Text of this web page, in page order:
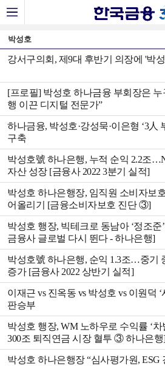
박성호
강서구의회, 제9대 후반기 의장에 '박
[프로필] 박성호 하나금융 부회장은
행 이끈 디지털 전문가”
하나금융, 박성호·강성묵·이은형 ‘3人
구축
박성호號 하나은행, 누적 순익 2.2조
자산 성장 [금융사 2022 3분기 실적]
박성호 하나은행장, 임직원 소비자보
어올리기 [금융소비자보호 진단 ③]
박성호 행장, 빅테크로 동남아 ‘정조준
금융사 글로벌 다시 뛴다 - 하나은행]
박성호號 하나은행, 순익 1.3조…중기
증가 [금융사 2022 상반기 실적]
이재근 vs 진옥동 vs 박성호 vs 이원덕 ‘
판승부
박성호 행장, WM 노하우로 수익률 ‘차
300조 퇴직연금 시장 혈투 ③ 하나은행
박성호 하나은행장 “심사평가원,